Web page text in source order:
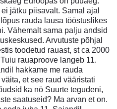
jätku piisavalt. Samal ajal
rauda lausa tööstuslikes
Vähemalt sama palju andsid
Arvutuste põhjal
toodetud rauast, st ca 2000
rauaproove langeb 11.
hakkame me rauda
et see raud vääristati
ka nö Suurte tegudeni,
saatuseid? Ma arvan et on.